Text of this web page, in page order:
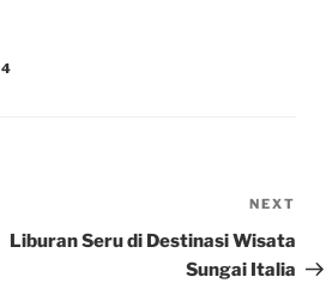
NEXT
Liburan Seru di Destinasi Wisata
Sungai Italia